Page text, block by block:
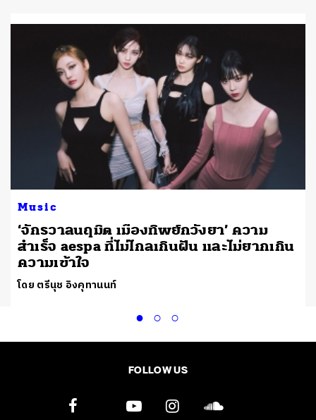
Music
‘จักรวาลนฤมิต เมืองทิพย์กวังยา’ ความ
สำเร็จ aespa ที่ไม่ไกลเกินฝัน และไม่ยากเกิน
ความเข้าใจ
โดย ตรีนุช อิงคุทานนท์
FOLLOW US